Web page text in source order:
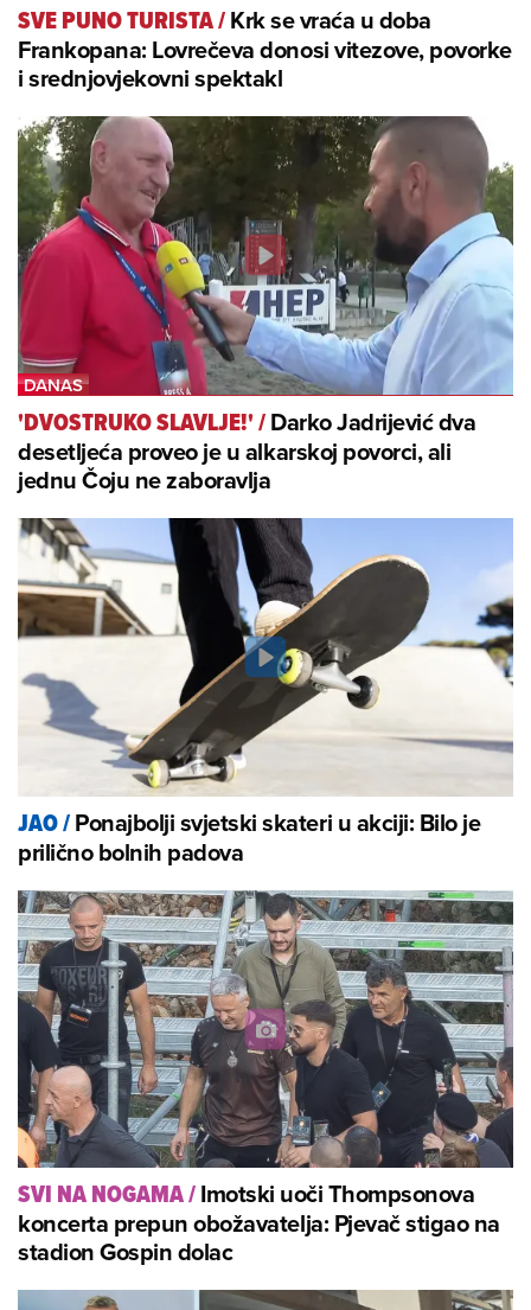
SVE PUNO TURISTA/Krk se vraća u doba
Frankopana: Lovrečeva donosi vitezove, povorke
i srednjovjekovni spektakl
'DVOSTRUKO SLAVLJE!'/Darko Jadrijević dva
desetljeća proveo je u alkarskoj povorci, ali
jednu Čoju ne zaboravlja
JAO/Ponajbolji svjetski skateri u akciji: Bilo je
prilično bolnih padova
SVI NA NOGAMA/Imotski uoči Thompsonova
koncerta prepun obožavatelja: Pjevač stigao na
stadion Gospin dolac